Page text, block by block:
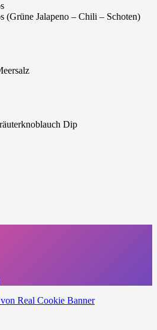
(Grüne Jalapeno – Chili – Schoten)
Dip
Real Cookie Banner